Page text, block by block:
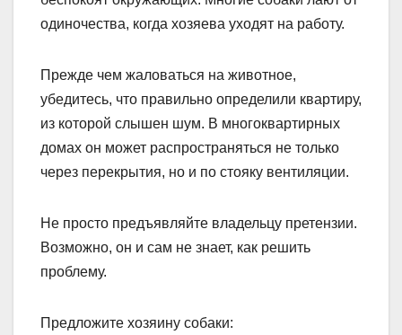
одиночества, когда хозяева уходят на работу.
Прежде чем жаловаться на животное,
убедитесь, что правильно определили квартиру,
из которой слышен шум. В многоквартирных
домах он может распространяться не только
через перекрытия, но и по стояку вентиляции.
Не просто предъявляйте владельцу претензии.
Возможно, он и сам не знает, как решить
проблему.
Предложите хозяину собаки: